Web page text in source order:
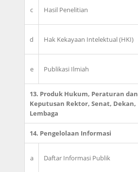
c Hasil Penelitian
d Hak Kekayaan Intelektual (HKI)
e Publikasi Ilmiah
13. Produk Hukum, Peraturan dan
Keputusan Rektor, Senat, Dekan,
Lembaga
14. Pengelolaan Informasi
a Daftar Informasi Publik